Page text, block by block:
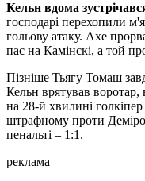
Кельн вдома
господарі перехопили
гольову атаку. Ахе
пас на Камінскі, а той
Пізніше Тьягу Томаш
Кельн врятував
на 28-й хвилині
штрафному проти
пенальті – 1:1.
реклама